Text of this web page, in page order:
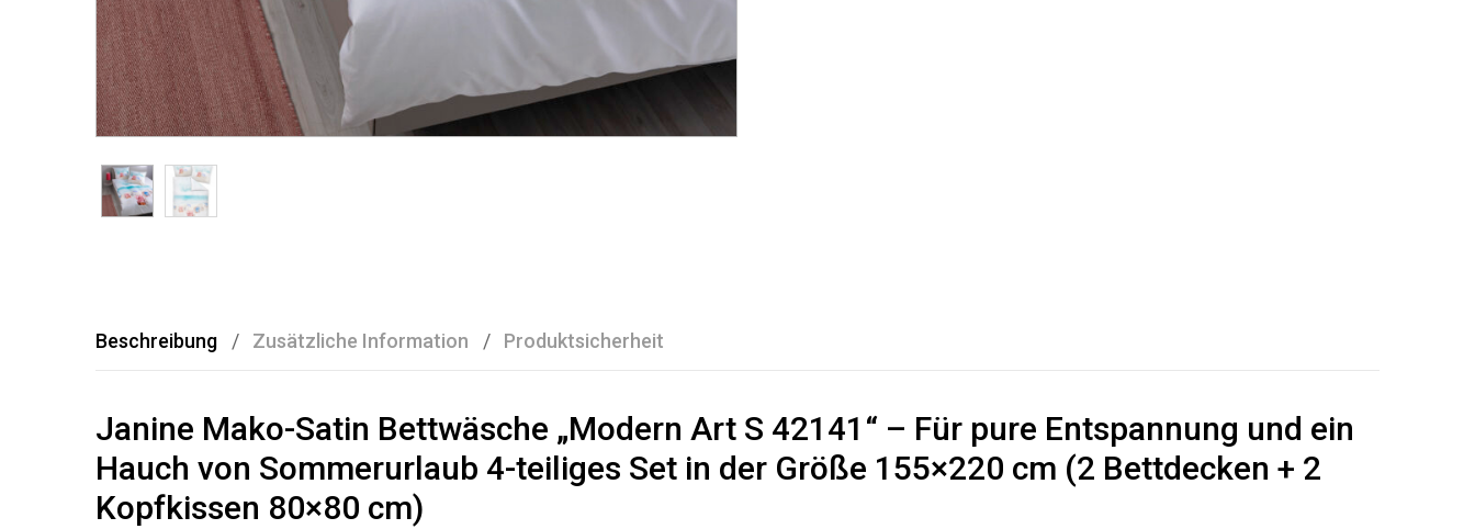
Beschreibung Zusätzliche Information Produktsicherheit
Janine Mako-Satin Bettwäsche „Modern Art S 42141“ – Für pure Entspannung und ein
Hauch von Sommerurlaub 4-teiliges Set in der Größe 155×220 cm (2 Bettdecken + 2
Kopfkissen 80×80 cm)